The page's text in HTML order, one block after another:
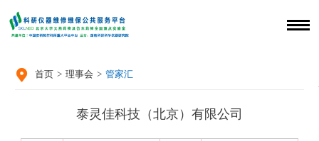
 首页 > 理事会 > 管家汇
泰灵佳科技（北京）有限公司